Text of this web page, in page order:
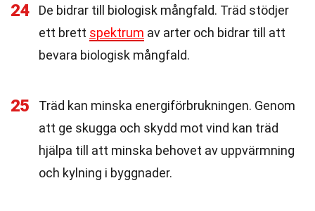
24
De bidrar till biologisk mångfald. Träd stödjer
ett brett spektrum av arter och bidrar till att
bevara biologisk mångfald.
25
Träd kan minska energiförbrukningen. Genom
att ge skugga och skydd mot vind kan träd
hjälpa till att minska behovet av uppvärmning
och kylning i byggnader.